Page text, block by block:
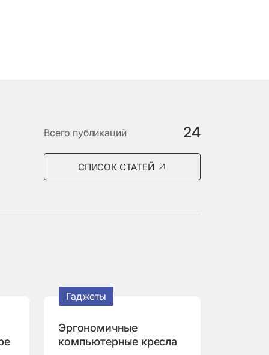
Всего публикаций 24
СПИСОК СТАТЕЙ
Гаджеты
Эргономичные
компьютерные кресла